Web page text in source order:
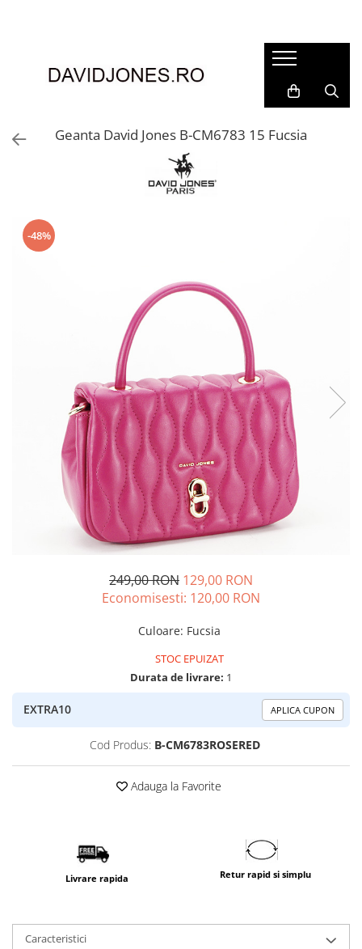
Accesorii
Genti din piele
Incaltaminte
Cizme si botine
Geanta David Jones B-CM6783 15 Fucsia
-48%
249,00 RON 129,00 RON
Economisesti: 120,00 RON
Culoare: Fucsia
STOC EPUIZAT
Durata de livrare: 1
EXTRA10 APLICA CUPON
Cod Produs: B-CM6783ROSERED
Adauga la Favorite
Livrare rapida Retur rapid si simplu
Caracteristici